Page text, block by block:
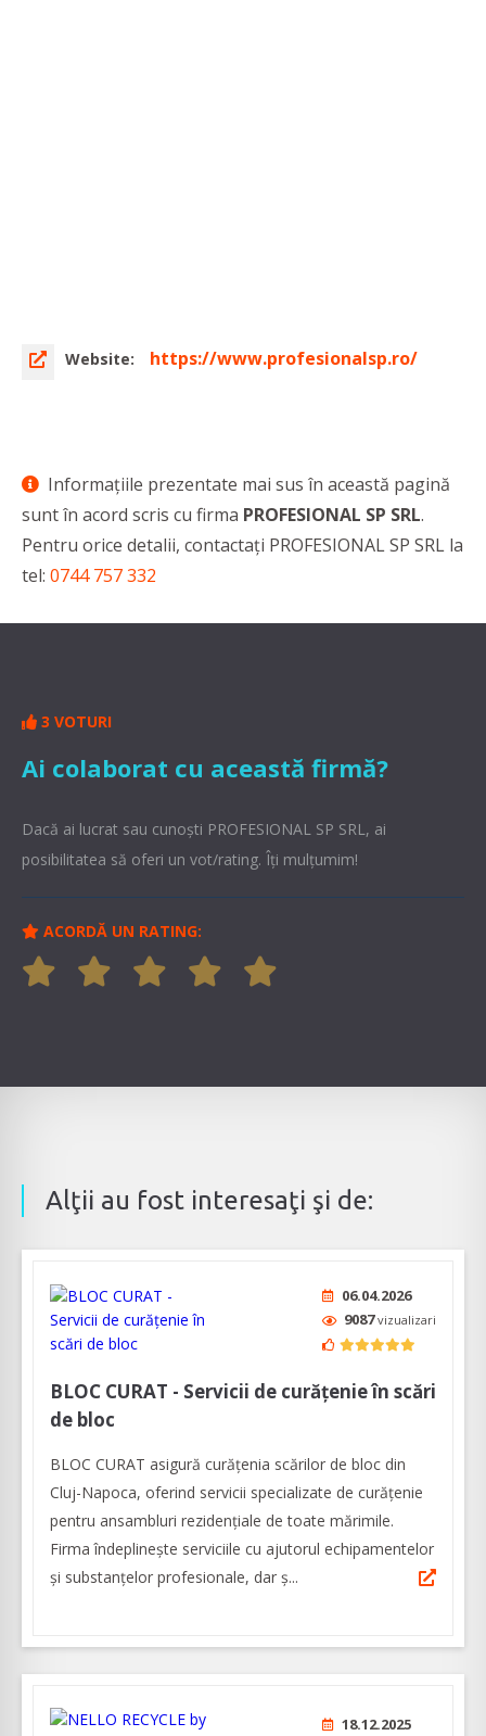
Website: https://www.profesionalsp.ro/
Informaţiile prezentate mai sus în această pagină
sunt în acord scris cu firma PROFESIONAL SP SRL.
Pentru orice detalii, contactaţi PROFESIONAL SP SRL la
tel: 0744 757 332
3 VOTURI
Ai colaborat cu această firmă?
Dacă ai lucrat sau cunoşti PROFESIONAL SP SRL, ai
posibilitatea să oferi un vot/rating. Îți mulțumim!
ACORDĂ UN RATING:
Alţii au fost interesaţi şi de:
06.04.2026
9087vizualizari
BLOC CURAT - Servicii de curățenie în scări
de bloc
BLOC CURAT asigură curățenia scărilor de bloc din
Cluj-Napoca, oferind servicii specializate de curăţenie
pentru ansambluri rezidenţiale de toate mărimile.
Firma îndeplinește serviciile cu ajutorul echipamentelor
și substanțelor profesionale, dar ş...
18.12.2025